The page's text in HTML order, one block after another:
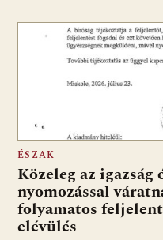
ÉSZAK
Közeleg az
nyomozással
folyamatos
elévülés